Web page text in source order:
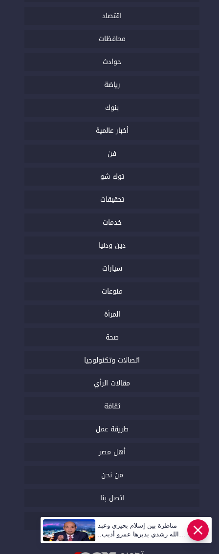
اقتصاد
محافظات
حوادث
رياضة
بنوك
أخبار عالمية
فن
توك شو
تحقيقات
خدمات
دين ودنيا
سيارات
منوعات
المرأة
صحة
اتصالات وتكنولوجيا
مقالات الرأي
ثقافة
طريقة عمل
أهل مصر
من نحن
اتصل بنا
السياسة التحريرية
مناظرة بين إسلام بحيري وعبد
الله رشدي يديرها عمرو أديب..
قريبا | أهل مصر